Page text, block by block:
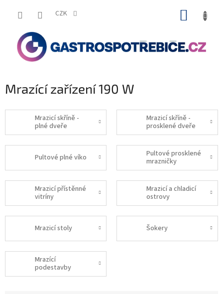
CZK
Mrazící zařízení 190 W
Mrazicí skříně -
plné dveře
Mrazicí skříně -
prosklené dveře
Pultové plné víko
Pultové prosklené
mrazničky
Mrazicí přístěnné
vitríny
Mrazicí a chladicí
ostrovy
Mrazicí stoly Šokery
Mrazící
podestavby